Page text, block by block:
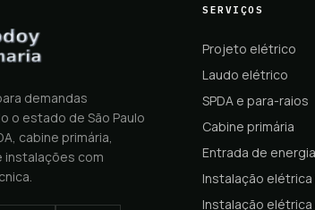
demandas
o estado de São Paulo
cabine primária,
instalações com
SERVIÇOS
Projeto elétrico
Laudo elétrico
SPDA e para-raios
Cabine primária
Entrada de energia
Instalação elétrica
Instalação elétrica